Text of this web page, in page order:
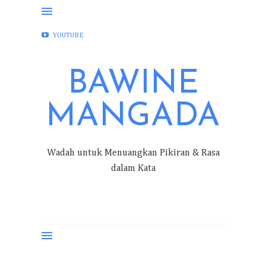
FACEBOOK
YOUTUBE
BAWINE
MANGADA
Wadah untuk Menuangkan Pikiran & Rasa
dalam Kata